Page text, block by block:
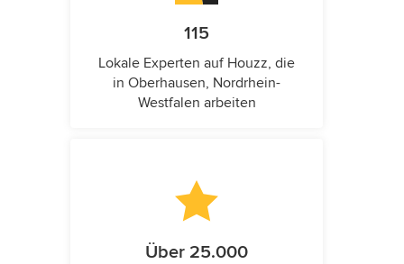
115
Lokale Experten auf Houzz, die
in Oberhausen, Nordrhein-
Westfalen arbeiten
Über 25.000